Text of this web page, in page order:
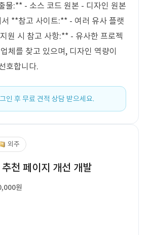
물:** - 소스 코드 원본 - 디자인 원본
**참고 사이트:** - 여러 유사 플랫
원 시 참고 사항:** - 유사한 프로젝
체를 찾고 있으며, 디자인 역량이
호합니다.
인 후 무료 견적 상담 받으세요.
외주
천 페이지 개선 개발
원